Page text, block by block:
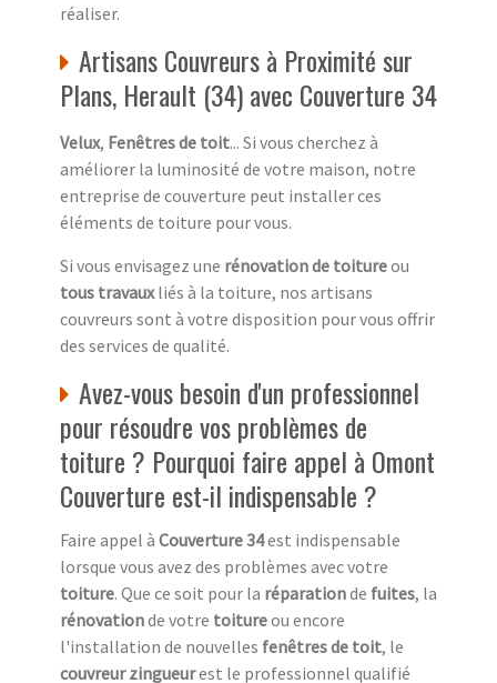
réaliser.
Artisans Couvreurs à Proximité sur
Plans, Herault (34) avec Couverture 34
Velux, Fenêtres de toit... Si vous cherchez à
améliorer la luminosité de votre maison, notre
entreprise de couverture peut installer ces
éléments de toiture pour vous.
Si vous envisagez une rénovation de toitureou
tous travauxliés à la toiture, nos artisans
couvreurs sont à votre disposition pour vous offrir
des services de qualité.
Avez-vous besoin d'un professionnel
pour résoudre vos problèmes de
toiture ? Pourquoi faire appel à Omont
Couverture est-il indispensable ?
Faire appel à Couverture 34est indispensable
lorsque vous avez des problèmes avec votre
toiture. Que ce soit pour la réparationde fuites, la
rénovationde votre toitureou encore
l'installation de nouvelles fenêtres de toit, le
couvreur zingueurest le professionnel qualifié